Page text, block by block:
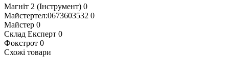
Магніт 2 (Інструмент) 0
Майстертел:0673603532 0
Майстер 0
Склад Експерт 0
Фокстрот 0
Схожі товари